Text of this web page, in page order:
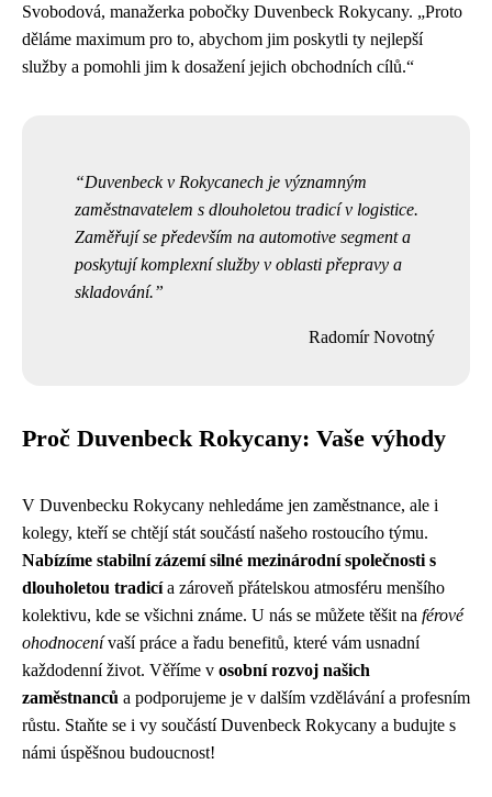
Svobodová, manažerka pobočky Duvenbeck Rokycany. „Proto
děláme maximum pro to, abychom jim poskytli ty nejlepší
služby a pomohli jim k dosažení jejich obchodních cílů.“
Duvenbeck v Rokycanech je významným
zaměstnavatelem s dlouholetou tradicí v logistice.
Zaměřují se především na automotive segment a
poskytují komplexní služby v oblasti přepravy a
skladování.
Radomír Novotný
Proč Duvenbeck Rokycany: Vaše výhody
V Duvenbecku Rokycany nehledáme jen zaměstnance, ale i
kolegy, kteří se chtějí stát součástí našeho rostoucího týmu.
Nabízíme stabilní zázemí silné mezinárodní společnosti s
dlouholetou tradicía zároveň přátelskou atmosféru menšího
kolektivu, kde se všichni známe. U nás se můžete těšit na férové
ohodnocenívaší práce a řadu benefitů, které vám usnadní
každodenní život. Věříme v osobní rozvoj našich
zaměstnanců a podporujeme je v dalším vzdělávání a profesním
růstu. Staňte se i vy součástí Duvenbeck Rokycany a budujte s
námi úspěšnou budoucnost!